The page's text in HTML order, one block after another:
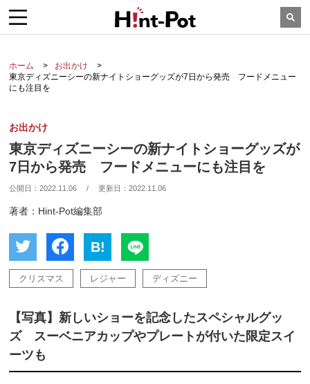
ホーム
お出かけ
東京ディズニーシーの新ナイトショーグッズが7日から発売 フードメニュー
にも注目を
お出かけ
東京ディズニーシーの新ナイトショーグッズが
7日から発売 フードメニューにも注目を
公開日：2022.11.06 / 更新日：2022.11.06
著者：Hint-Pot編集部
B!
クリスマス レジャー ディズニー
【写真】新しいショーを記念したスペシャルグッ
ズ スーベニアカップやプレートが付いた限定スイ
ーツも